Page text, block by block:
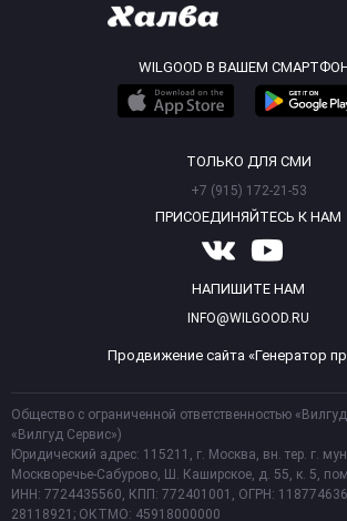
WILGOOD В ВАШЕМ
ТОЛЬКО ДЛЯ СМИ
+7 (915) 172-21-53
ПРИСОЕДИНЯЙТЕСЬ К НАМ
НАПИШИТЕ НАМ
INFO@WILGOOD.RU
Продвижение сайта «Генератор
Общество с ограниченной ответственностью
«Вилгуд Сервис»)
Юридический адрес: 115211, г. Москва, вн. тер. г.
Москворечье-Сабурово, Ш. Каширское, д. 55, к. 5,
ИНН: 7724435560, КПП: 772401001, ОГРН:
28118921; ОКТМО: 45918000000